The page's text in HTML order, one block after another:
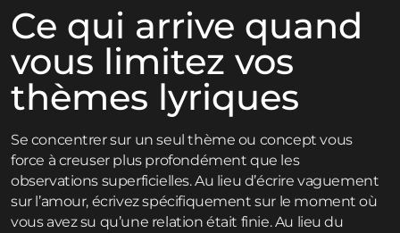
Ce qui arrive quand
vous limitez vos
thèmes lyriques
Se concentrer sur un seul thème ou concept vous
force à creuser plus profondément que les
observations superficielles. Au lieu d’écrire vaguement
sur l’amour, écrivez spécifiquement sur le moment où
vous avez su qu’une relation était finie. Au lieu du